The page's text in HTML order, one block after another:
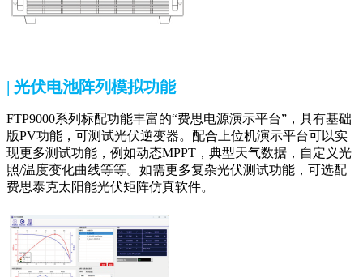
| 光伏电池阵列模拟功能
FTP9000系列标配功能丰富的“费思电源演示平台”，具有基础
版PV功能，可测试光伏逆变器。配合上位机演示平台可以实
现更多测试功能，例如动态MPPT，典型天气数据，自定义光
照/温度变化曲线等等。如需更多复杂光伏测试功能，可选配
费思泰克太阳能光伏矩阵仿真软件。